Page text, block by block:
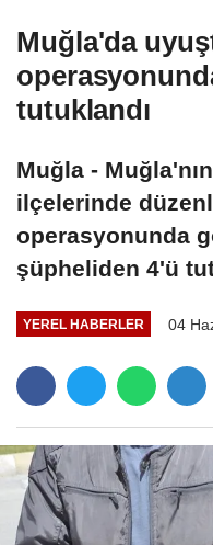
Muğla'da
tutuklandı
Muğla -
ilçelerinde
operasyonunda
şüpheliden 4'ü
YEREL HABERLER 04